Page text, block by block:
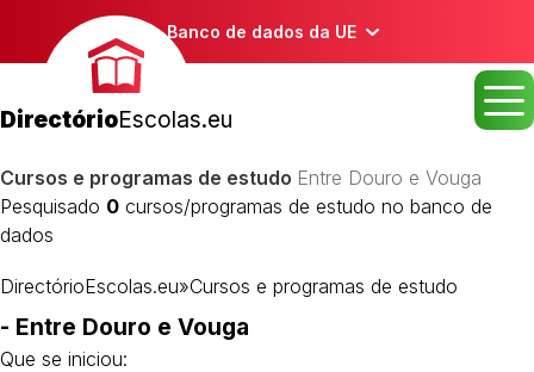
Banco de dados da UE
DirectórioEscolas.eu
Cursos e programas de estudo Entre Douro e Vouga
Pesquisado 0 cursos/programas de estudo no banco de
dados
DirectórioEscolas.eu»Cursos e programas de estudo
- Entre Douro e Vouga
Que se iniciou: